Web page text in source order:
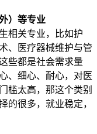
）等专业
相关专业，比如护
、医疗器械维护与管
些都是社会需求量
、细心、耐心，对医
槛太高，那这个类别
的很多，就业稳定，